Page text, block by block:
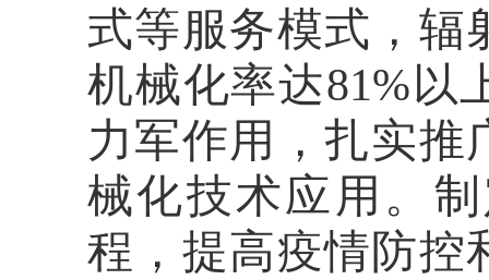
式等服务模式，辐
机械化率达81%以
力军作用，扎实推
械化技术应用。
程，提高疫情防控